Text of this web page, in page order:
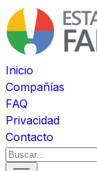
Inicio
Compañías
FAQ
Privacidad
Contacto